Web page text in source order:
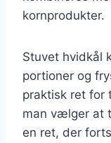
kornprodukter.
Stuvet hvidkål
portioner og
praktisk ret for
man vælger at
en ret, der